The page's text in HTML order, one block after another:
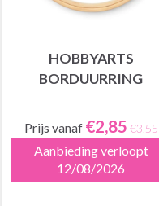
HOBBYARTS
BORDUURRING
Prijs vanaf €2,85 €3,55
Aanbieding verloopt
12/08/2026